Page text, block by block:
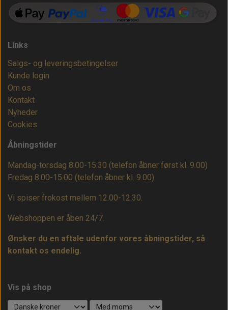
Links
Salgs- og leveringsbetingelser
Kunde login
Om os
Kontakt
Nyheder
Cookies
Åbningstider
Mandag-torsdag 8:00-15:30 (telefon åbner først kl. 9.00)
Fredag 8:00-15:00 (telefon åbner kl. 9.00)
Vi spiser frokost mellem 12.00-12.30.
Webshoppen er åben 24/7.
Ønsker du en aftale udenfor vores åbningstider, så
kontakt os endelig.
Vis på shop